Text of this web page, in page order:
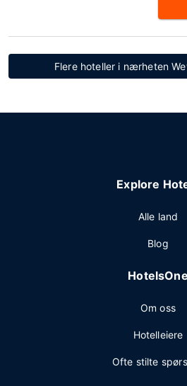
Flere hoteller i nærheten
Explore
Alle land
Blog
HotelsOne
Om oss
Hotelleiere
Ofte stilte